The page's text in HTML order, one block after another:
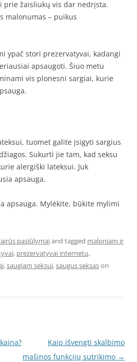
prie žaisliukų vis dar nedrįsta.
malonumas – puikus
ypač stori prezervatyvai, kadangi
apsaugoti. Šiuo metu
vis plonesni sargiai, kurie
tuomet galite įsigyti sargius
Sukurti jie tam, kad seksu
alergiški lateksui. Juk
apsauga.
apsauga. Mylėkite, būkite mylimi
pasiūlymaiand tagged maloniam ir
, prezervatyvai internetu,
,saugiam seksui,saugus seksason
Kaip išvengti skalbimo
mašinos funkcijų sutrikimo →